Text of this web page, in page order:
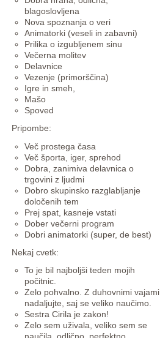
blagoslovljena
Nova spoznanja o veri
Animatorki (veseli in zabavni)
Prilika o izgubljenem sinu
Večerna molitev
Delavnice
Vezenje (primorščina)
Igre in smeh,
Mašo
Spoved
Pripombe:
Več prostega časa
Več športa, iger, sprehod
Dobra, zanimiva delavnica o
trgovini z ljudmi
Dobro skupinsko razglabljanje
določenih tem
Prej spat, kasneje vstati
Dober večerni program
Dobri animatorki (super, de best)
Nekaj cvetk:
To je bil najboljši teden mojih
počitnic.
Zelo pohvalno. Z duhovnimi vajami
nadaljujte, saj se veliko naučimo.
Sestra Cirila je zakon!
Zelo sem uživala, veliko sem se